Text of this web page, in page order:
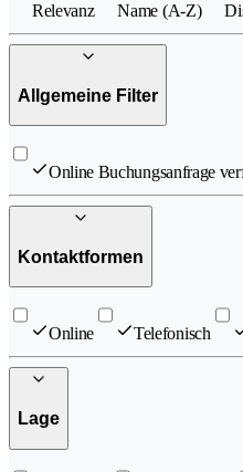
Relevanz Name (A-Z)
Allgemeine Filter
Online Buchungsanfrage
Kontaktformen
Online Telefonisch
Lage